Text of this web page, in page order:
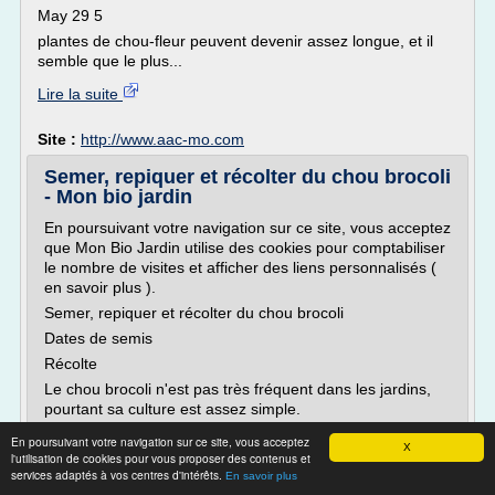
X
En poursuivant votre navigation sur ce site, vous acceptez
l'utilisation de cookies pour vous proposer des contenus et
services adaptés à vos centres d'intérêts. En savoir plus
May 29 5
plantes de chou-fleur peuvent devenir assez longue, et il
semble que le plus...
Lire la suite
Site : http://www.aac-mo.com
Semer, repiquer et récolter du chou brocoli
- Mon bio jardin
En poursuivant votre navigation sur ce site, vous acceptez
que Mon Bio Jardin utilise des cookies pour comptabiliser
le nombre de visites et afficher des liens personnalisés (
en savoir plus ).
Semer, repiquer et récolter du chou brocoli
Dates de semis
Récolte
Le chou brocoli n'est pas très fréquent dans les jardins,
pourtant sa culture est assez simple.
Nom scientifique : Brassica...